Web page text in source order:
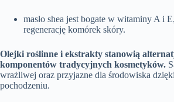
masło shea jest bogate w witaminy A i
regenerację komórek skóry.
Olejki roślinne i ekstrakty stanowią
komponentów tradycyjnych kosmetyków.
wrażliwej oraz przyjazne dla środowiska
pochodzeniu.